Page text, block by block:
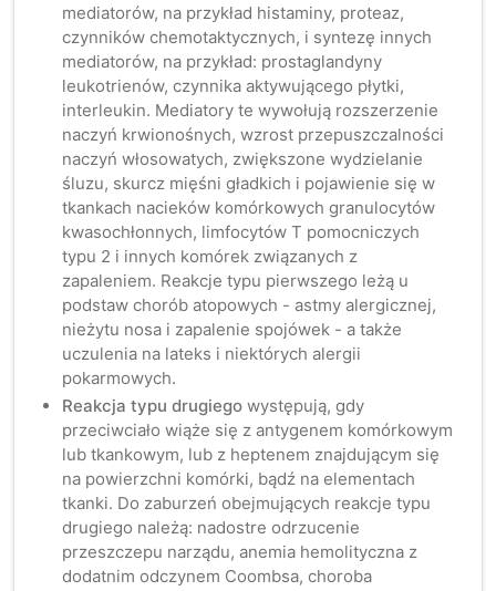
mediatorów, na przykład histaminy, proteaz,
czynników chemotaktycznych, i syntezę innych
mediatorów, na przykład: prostaglandyny
leukotrienów, czynnika aktywującego płytki,
interleukin. Mediatory te wywołują rozszerzenie
naczyń krwionośnych, wzrost przepuszczalności
naczyń włosowatych, zwiększone wydzielanie
śluzu, skurcz mięśni gładkich i pojawienie się w
tkankach nacieków komórkowych granulocytów
kwasochłonnych, limfocytów T pomocniczych
typu 2 i innych komórek związanych z
zapaleniem. Reakcje typu pierwszego leżą u
podstaw chorób atopowych - astmy alergicznej,
nieżytu nosa i zapalenie spojówek - a także
uczulenia na lateks i niektórych alergii
pokarmowych.
Reakcja typu drugiego występują, gdy
przeciwciało wiąże się z antygenem komórkowym
lub tkankowym, lub z heptenem znajdującym się
na powierzchni komórki, bądź na elementach
tkanki. Do zaburzeń obejmujących reakcje typu
drugiego należą: nadostre odrzucenie
przeszczepu narządu, anemia hemolityczna z
dodatnim odczynem Coombsa, choroba